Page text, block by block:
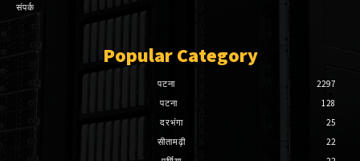
संपर्क
Popular Category
पटना
2297
पटना
128
दरभंगा
25
सीतामढ़ी
22